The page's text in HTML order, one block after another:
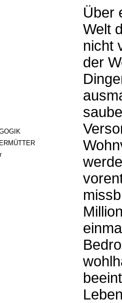
Über
Welt
nicht
der